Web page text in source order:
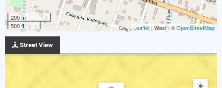
200 m
500 ft
Leaflet | Wasi - ©OpenStreetMap
Street View